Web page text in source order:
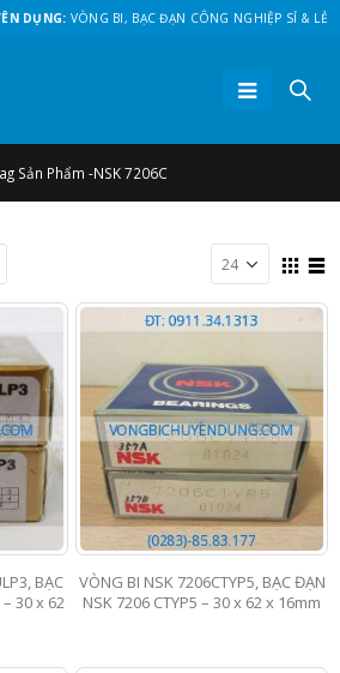
DỤNG: VÒNG BI, BẠC ĐẠN CÔNG NGHIỆP SỈ & LẺ
Sản Phẩm -NSK 7206C
BẠC
30 x 62
VÒNG BI NSK 7206CTYP5, BẠC ĐẠN
NSK 7206 CTYP5 – 30 x 62 x 16mm